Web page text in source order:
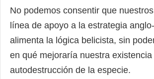
No podemos consentir que
línea de apoyo a la estrategia
alimenta la lógica belicista, sin
en qué mejoraría nuestra
autodestrucción de la especie.